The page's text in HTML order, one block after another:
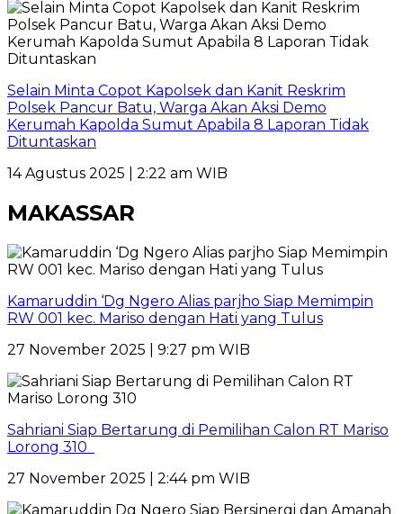
Selain Minta Copot Kapolsek dan Kanit Reskrim
Polsek Pancur Batu, Warga Akan Aksi Demo
Kerumah Kapolda Sumut Apabila 8 Laporan Tidak
Dituntaskan
14 Agustus 2025 | 2:22 am WIB
MAKASSAR
Kamaruddin ‘Dg Ngero Alias parjho Siap Memimpin
RW 001 kec. Mariso dengan Hati yang Tulus
27 November 2025 | 9:27 pm WIB
Sahriani Siap Bertarung di Pemilihan Calon RT Mariso
Lorong 310
27 November 2025 | 2:44 pm WIB